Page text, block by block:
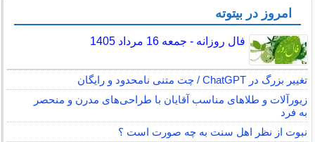
امروز در بیتوته
فال روزانه - جمعه 16 مرداد 1405
تغییر بزرگ در ChatGPT / چت متنی نامحدود و رایگان
زیورآلات و طلاهای مناسب آقایان با طراحی‌های مدرن و منحصر
به فرد
نبوت از نظر اهل سنت به چه صورت است ؟